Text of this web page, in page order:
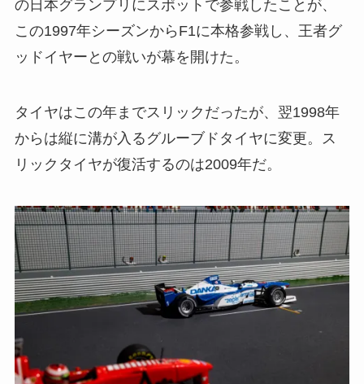
の日本グランプリにスポットで参戦したことが、
この1997年シーズンからF1に本格参戦し、王者グ
ッドイヤーとの戦いが幕を開けた。
タイヤはこの年までスリックだったが、翌1998年
からは縦に溝が入るグルーブドタイヤに変更。ス
リックタイヤが復活するのは2009年だ。